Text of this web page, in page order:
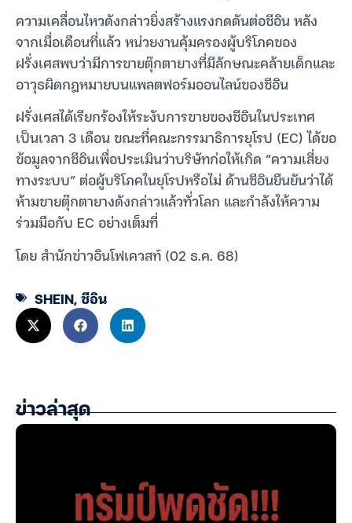
ความเคลื่อนไหวดังกล่าวยิ่งสร้างแรงกดดันต่อชีอิน หลัง
จากเมื่อเดือนที่แล้ว หน่วยงานคุ้มครองผู้บริโภคของ
ฝรั่งเศสพบว่ามีการขายตุ๊กตายางที่มีลักษณะคล้ายเด็กและ
อาวุธผิดกฎหมายบนแพลตฟอร์มออนไลน์ของชีอิน
ฝรั่งเศสได้เรียกร้องให้ระงับการขายของชีอินในประเทศ
เป็นเวลา 3 เดือน ขณะที่คณะกรรมาธิการยุโรป (EC) ได้ขอ
ข้อมูลจากชีอินเพื่อประเมินว่าบริษัทก่อให้เกิด “ความเสี่ยง
ทางระบบ” ต่อผู้บริโภคในยุโรปหรือไม่ ด้านชีอินยืนยันว่าได้
ห้ามขายตุ๊กตายางดังกล่าวแล้วทั่วโลก และกำลังให้ความ
ร่วมมือกับ EC อย่างเต็มที่
โดย สำนักข่าวอินโฟเควสท์ (02 ธ.ค. 68)
SHEIN,ชีอิน
ข่าวล่าสุด